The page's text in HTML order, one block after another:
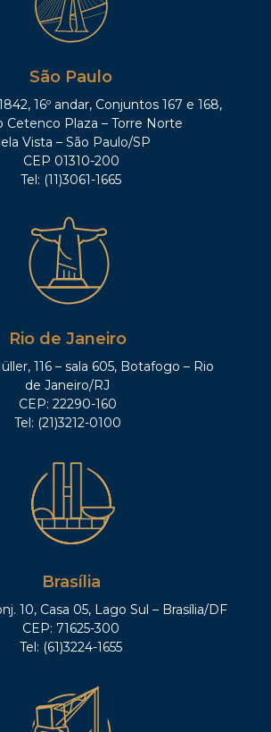
São Paulo
16º andar, Conjuntos 167 e 168,
Cetenco Plaza – Torre Norte
Vista – São Paulo/SP
CEP 01310-200
Tel: (11)3061-1665
Rio de Janeiro
116 – sala 605, Botafogo – Rio
de Janeiro/RJ
CEP: 22290-160
Tel: (21)3212-0100
Brasília
10, Casa 05, Lago Sul – Brasília/DF
CEP: 71625-300
Tel: (61)3224-1655